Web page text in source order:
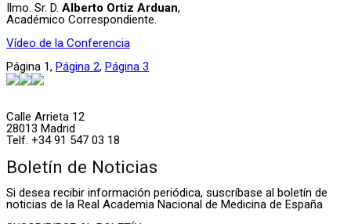
Ilmo. Sr. D. Alberto Ortiz Arduan,
Académico Correspondiente.
Vídeo de la Conferencia
Página 1, Página 2, Página 3
Calle Arrieta 12
28013 Madrid
Telf. +34 91 547 03 18
Boletín de Noticias
Si desea recibir información periódica, suscríbase al boletín de
noticias de la Real Academia Nacional de Medicina de España